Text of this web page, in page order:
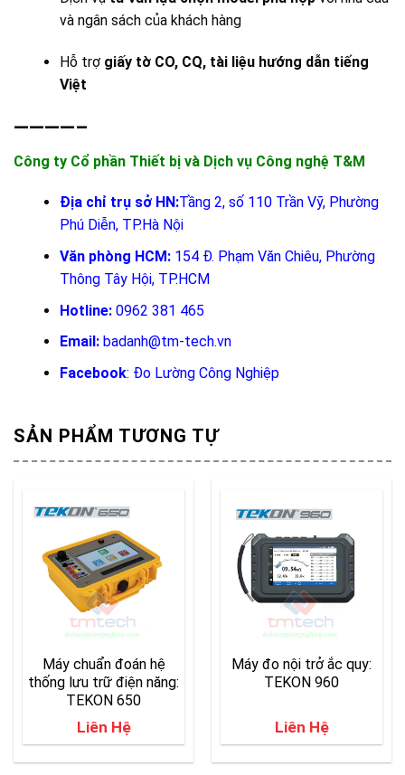
và ngân sách của khách hàng
Hỗ trợ giấy tờ CO, CQ, tài liệu hướng dẫn tiếng
Việt
————–
Công ty Cổ phần Thiết bị và Dịch vụ Công nghệ T&M
Địa chỉ trụ sở HN:Tầng 2, số 110 Trần Vỹ, Phường
Phú Diễn, TP.Hà Nội
Văn phòng HCM:154 Đ. Phạm Văn Chiêu, Phường
Thông Tây Hội, TP.HCM
Hotline: 0962 381 465
Email: badanh@tm-tech.vn
Facebook: Đo Lường Công Nghiệp
SẢN PHẨM TƯƠNG TỰ
Máy chuẩn đoán hệ
thống lưu trữ điện năng:
TEKON 650
Liên Hệ
Máy đo nội trở ắc quy:
TEKON 960
Liên Hệ